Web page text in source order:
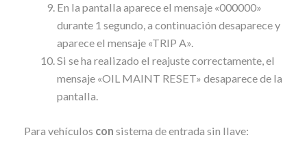
En la pantalla aparece el mensaje «000000»
durante 1 segundo, a continuación desaparece y
aparece el mensaje «TRIP A».
Si se ha realizado el reajuste correctamente, el
mensaje «OIL MAINT RESET» desaparece de la
pantalla.
Para vehículos con sistema de entrada sin llave: